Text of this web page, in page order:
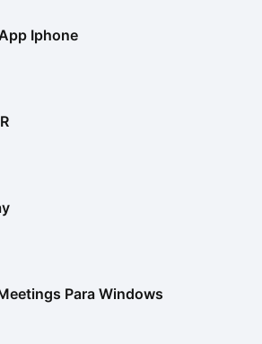
Iphone
Para Windows